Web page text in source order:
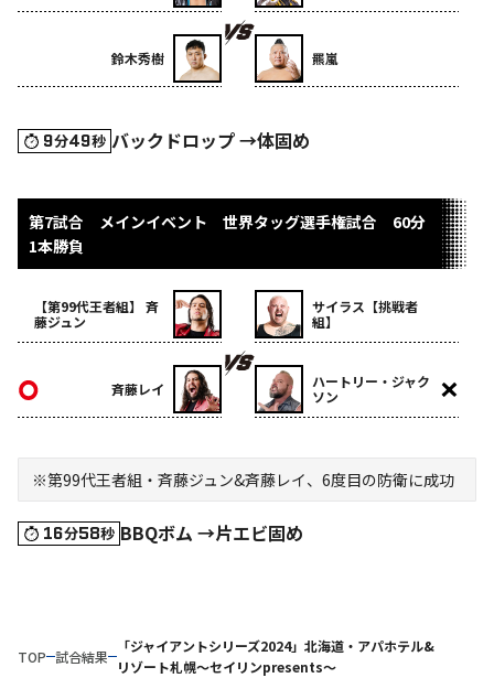
鈴木秀樹 羆嵐
9分49秒 バックドロップ →体固め
第7試合 メインイベント 世界タッグ選手権試合 60分
1本勝負
【第99代王者組】 斉
藤ジュン
斉藤レイ
サイラス【挑戦者
組】
ハートリー・ジャク
ソン
※第99代王者組・斉藤ジュン&斉藤レイ、6度目の防衛に成功
16分58秒 BBQボム →片エビ固め
TOP 試合結果
「ジャイアントシリーズ2024」北海道・アパホテル&
リゾート札幌～セイリンpresents～